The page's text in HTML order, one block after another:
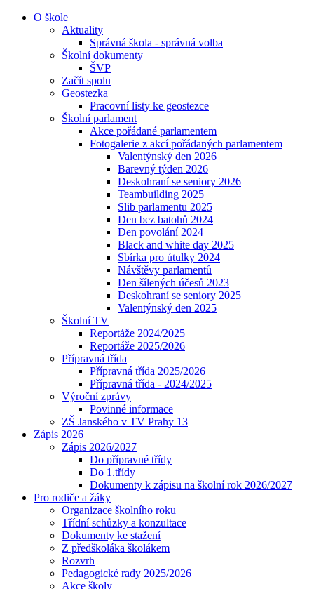
O škole
Aktuality
Správná škola - správná volba
Školní dokumenty
ŠVP
Začít spolu
Geostezka
Pracovní listy ke geostezce
Školní parlament
Akce pořádané parlamentem
Fotogalerie z akcí pořádaných parlamentem
Valentýnský den 2026
Barevný týden 2026
Deskohraní se seniory 2026
Teambuilding 2025
Slib parlamentu 2025
Den bez batohů 2024
Den povolání 2024
Black and white day 2025
Sbírka pro útulky 2024
Návštěvy parlamentů
Den šílených účesů 2023
Deskohraní se seniory 2025
Valentýnský den 2025
Školní TV
Reportáže 2024/2025
Reportáže 2025/2026
Přípravná třída
Přípravná třída 2025/2026
Přípravná třída - 2024/2025
Výroční zprávy
Povinné informace
ZŠ Janského v TV Prahy 13
Zápis 2026
Zápis 2026/2027
Do přípravné třídy
Do 1.třídy
Dokumenty k zápisu na školní rok 2026/2027
Pro rodiče a žáky
Organizace školního roku
Třídní schůzky a konzultace
Dokumenty ke stažení
Z předškoláka školákem
Rozvrh
Pedagogické rady 2025/2026
Akce školy